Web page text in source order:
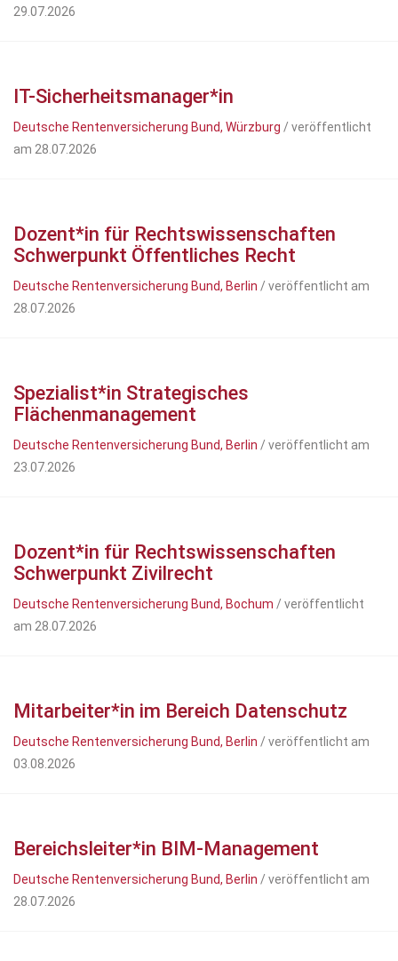
29.07.2026
IT-Sicherheitsmanager*in
Deutsche Rentenversicherung Bund, Würzburg / veröffentlicht
am 28.07.2026
Dozent*in für Rechtswissenschaften
Schwerpunkt Öffentliches Recht
Deutsche Rentenversicherung Bund, Berlin / veröffentlicht am
28.07.2026
Spezialist*in Strategisches
Flächenmanagement
Deutsche Rentenversicherung Bund, Berlin / veröffentlicht am
23.07.2026
Dozent*in für Rechtswissenschaften
Schwerpunkt Zivilrecht
Deutsche Rentenversicherung Bund, Bochum / veröffentlicht
am 28.07.2026
Mitarbeiter*in im Bereich Datenschutz
Deutsche Rentenversicherung Bund, Berlin / veröffentlicht am
03.08.2026
Bereichsleiter*in BIM-Management
Deutsche Rentenversicherung Bund, Berlin / veröffentlicht am
28.07.2026